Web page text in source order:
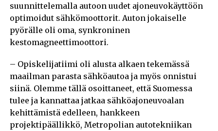
suunnittelemalla autoon uudet ajoneuvokäyttöön
optimoidut sähkömoottorit. Auton jokaiselle
pyörälle oli oma, synkroninen
kestomagneettimoottori.
– Opiskelijatiimi oli alusta alkaen tekemässä
maailman parasta sähköautoa ja myös onnistui
siinä. Olemme tällä osoittaneet, että Suomessa
tulee ja kannattaa jatkaa sähköajoneuvoalan
kehittämistä edelleen, hankkeen
projektipäällikkö, Metropolian autotekniikan